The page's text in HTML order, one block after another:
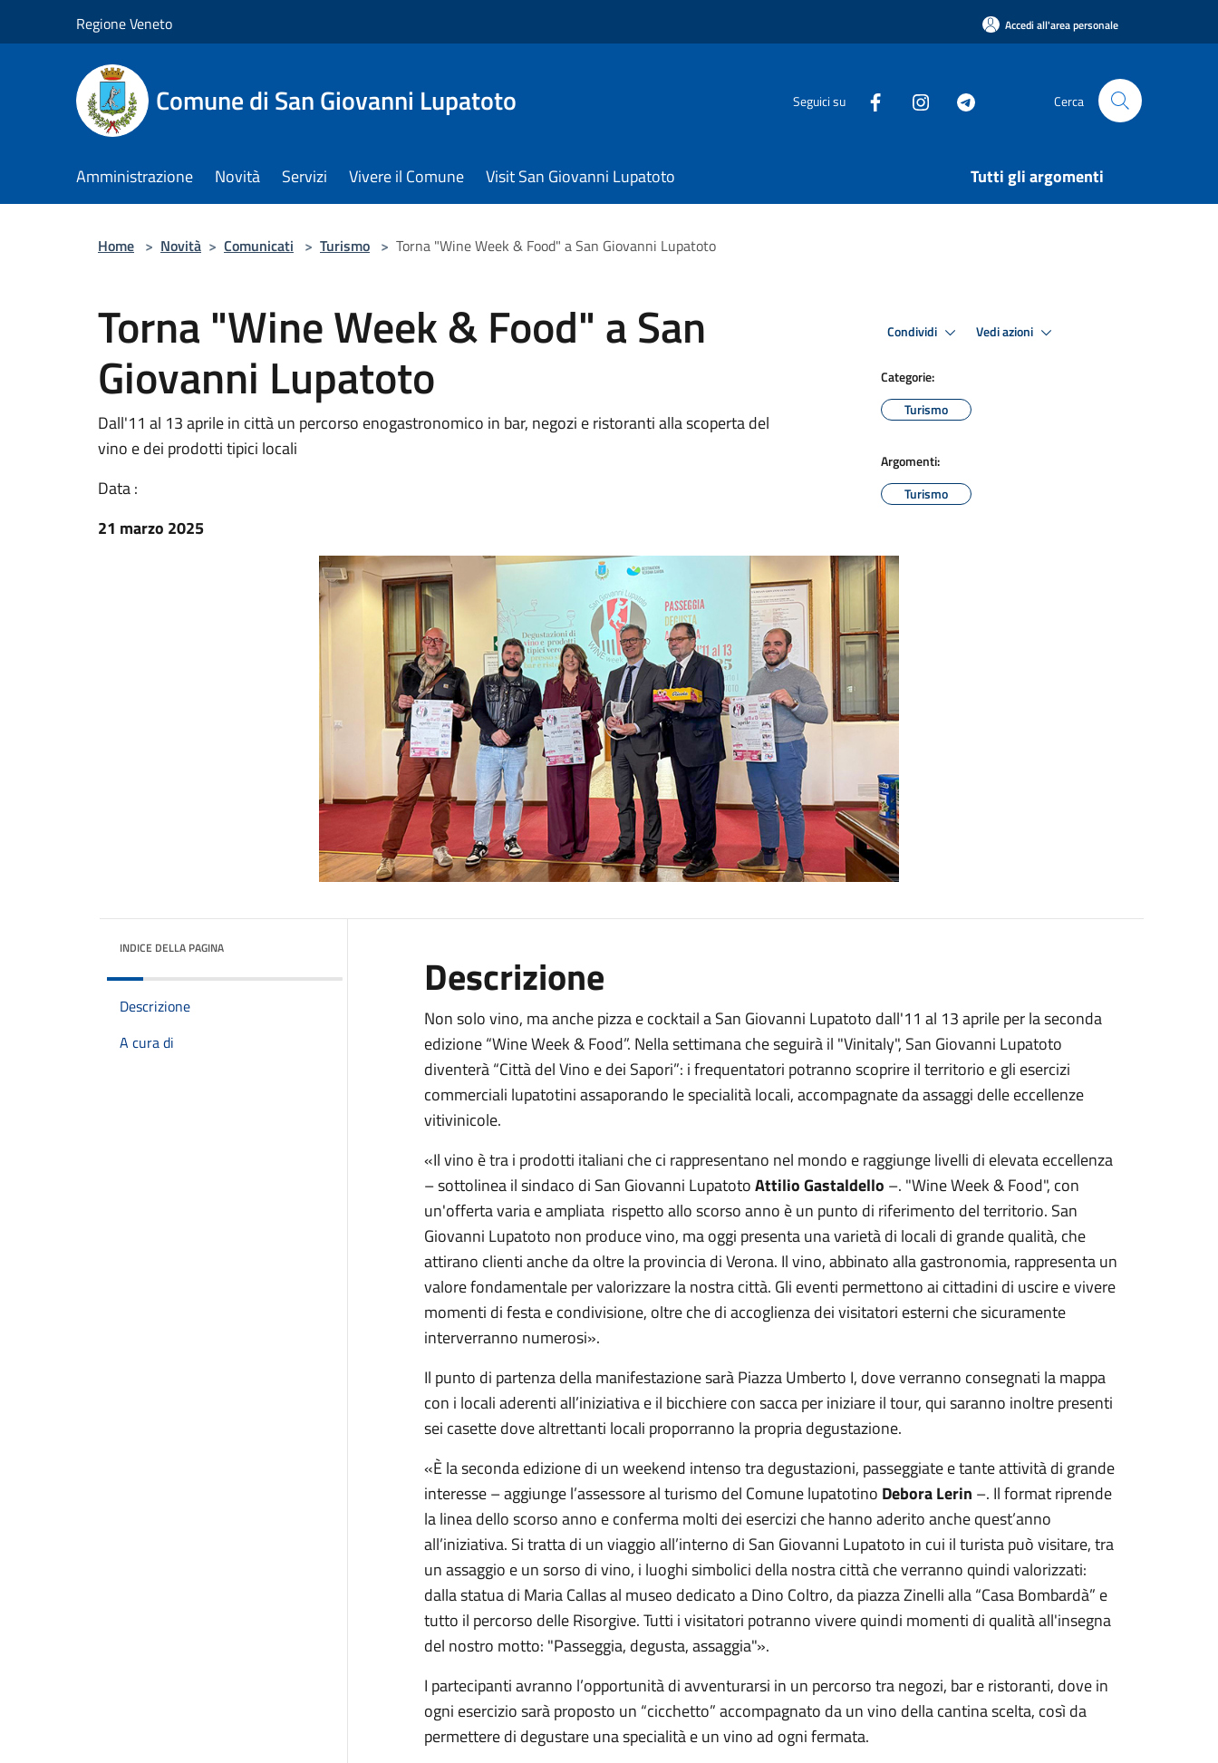
Regione Veneto Accedi all'area personale
Comune di San Giovanni Lupatoto Seguici su Cerca
Amministrazione Novità Servizi Vivere il Comune Visit San Giovanni Lupatoto Tutti gli argomenti
Home > Novità > Comunicati > Turismo > Torna "Wine Week & Food" a San Giovanni Lupatoto
Torna "Wine Week & Food" a San
Giovanni Lupatoto
Dall'11 al 13 aprile in città un percorso enogastronomico in bar, negozi e ristoranti alla scoperta del
vino e dei prodotti tipici locali
Data :
21 marzo 2025
Condividi Vedi azioni
Categorie:
Turismo
Argomenti:
Turismo
INDICE DELLA PAGINA
Descrizione
A cura di
Descrizione
Non solo vino, ma anche pizza e cocktail a San Giovanni Lupatoto dall'11 al 13 aprile per la seconda
edizione “Wine Week & Food”. Nella settimana che seguirà il "Vinitaly", San Giovanni Lupatoto
diventerà “Città del Vino e dei Sapori”: i frequentatori potranno scoprire il territorio e gli esercizi
commerciali lupatotini assaporando le specialità locali, accompagnate da assaggi delle eccellenze
vitivinicole.
«Il vino è tra i prodotti italiani che ci rappresentano nel mondo e raggiunge livelli di elevata eccellenza
– sottolinea il sindaco di San Giovanni LupatotoAttilio Gastaldello –. "Wine Week & Food", con
un'offerta varia e ampliata rispetto allo scorso anno è un punto di riferimento del territorio. San
Giovanni Lupatoto non produce vino, ma oggi presenta una varietà di locali di grande qualità, che
attirano clienti anche da oltre la provincia di Verona. Il vino, abbinato alla gastronomia, rappresenta un
valore fondamentale per valorizzare la nostra città. Gli eventi permettono ai cittadini di uscire e vivere
momenti di festa e condivisione, oltre che di accoglienza dei visitatori esterni che sicuramente
interverranno numerosi».
Il punto di partenza della manifestazione sarà Piazza Umberto I, dove verranno consegnati la mappa
con i locali aderenti all’iniziativa e il bicchiere con sacca per iniziare il tour, qui saranno inoltre presenti
sei casette dove altrettanti locali proporranno la propria degustazione.
«È la seconda edizione di un weekend intenso tra degustazioni, passeggiate e tante attività di grande
interesse – aggiunge l’assessore al turismo del Comune lupatotino Debora Lerin –. Il format riprende
la linea dello scorso anno e conferma molti dei esercizi che hanno aderito anche quest’anno
all’iniziativa. Si tratta di un viaggio all’interno di San Giovanni Lupatoto in cui il turista può visitare, tra
un assaggio e un sorso di vino, i luoghi simbolici della nostra città che verranno quindi valorizzati:
dalla statua di Maria Callas al museo dedicato a Dino Coltro, da piazza Zinelli alla “Casa Bombardà” e
tutto il percorso delle Risorgive. Tutti i visitatori potranno vivere quindi momenti di qualità all'insegna
del nostro motto: "Passeggia, degusta, assaggia"».
I partecipanti avranno l’opportunità di avventurarsi in un percorso tra negozi, bar e ristoranti, dove in
ogni esercizio sarà proposto un “cicchetto” accompagnato da un vino della cantina scelta, così da
permettere di degustare una specialità e un vino ad ogni fermata.